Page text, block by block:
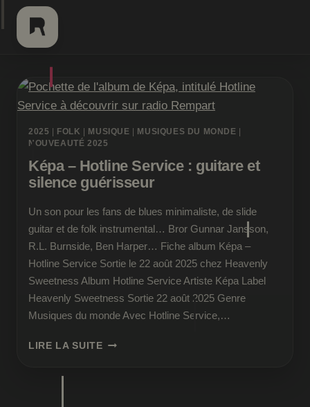
Aller
au
contenu
2025 FOLK MUSIQUE MUSIQUES DU MONDE
NOUVEAUTÉ 2025
Képa – Hotline Service : guitare et
silence guérisseur
Un son pour les fans de blues minimaliste, de slide
guitar et de folk instrumental… Bror Gunnar Jansson,
R.L. Burnside, Ben Harper… Fiche album Képa –
Hotline Service Sortie le 22 août 2025 chez Heavenly
Sweetness Album Hotline Service Artiste Képa Label
Heavenly Sweetness Sortie 22 août 2025 Genre
Musiques du monde Avec Hotline Service,…
LIRE LA SUITEKÉPA